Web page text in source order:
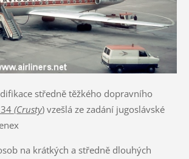
středně těžkého dopravního
(Crusty)vzešlá ze zadání jugoslávské
na krátkých a středně dlouhých